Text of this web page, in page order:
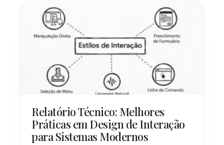
Relatório Técnico: Melhores
Práticas em Design de Interação
para Sistemas Modernos